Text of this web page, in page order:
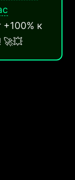
к
🚀💥